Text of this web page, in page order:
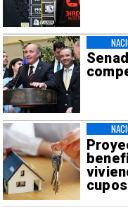
cupos